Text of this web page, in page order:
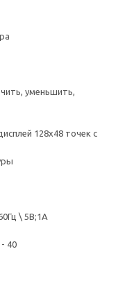
уменьшить,
128x48 точек с
\ 5В;1А
40